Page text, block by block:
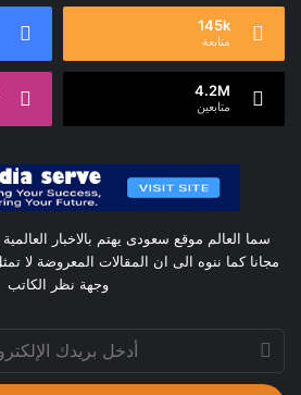
145k
متابعة
4.2M
متابعين
سما العالم موقع سعودى يهتم بالاخبار العالمية
مجانا كما ننوه الى ان المقالات المعروضة لا
وجهة نظر الكاتب
أدخل
بريدك
الإلكتروني